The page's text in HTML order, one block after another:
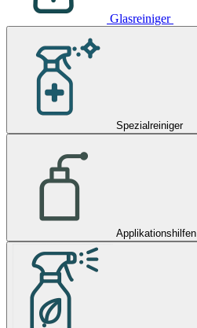
Glasreiniger
Spezialreiniger
Applikationshilfen